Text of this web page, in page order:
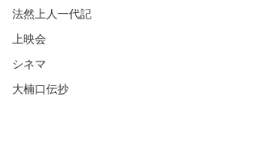
法然上人一代記
上映会
シネマ
大楠口伝抄